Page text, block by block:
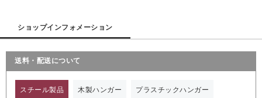
ショップインフォメーション
送料・配送について
スチール製品 木製ハンガー プラスチックハンガー